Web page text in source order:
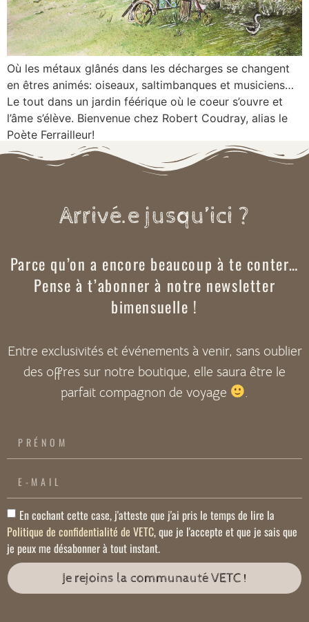
Où les métaux glânés dans les décharges se changent
en êtres animés: oiseaux, saltimbanques et musiciens…
Le tout dans un jardin féérique où le coeur s’ouvre et
l’âme s’élève. Bienvenue chez Robert Coudray, alias le
Poète Ferrailleur!
Arrivé.e jusqu’ici ?
Parce qu’on a encore beaucoup à te conter…
Pense à t’abonner à notre newsletter
bimensuelle !
Entre exclusivités et événements à venir, sans oublier
des offres sur notre boutique, elle saura être le
parfait compagnon de voyage
.
En cochant cette case, j'atteste que j'ai pris le temps de lire la
Politique de confidentialité de VETC, que je l'accepte et que je sais que
je peux me désabonner à tout instant.
Je rejoins la communauté VETC !